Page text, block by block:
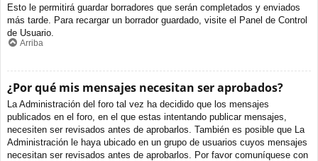
Esto le permitirá guardar borradores que serán completados y enviados
más tarde. Para recargar un borrador guardado, visite el Panel de Control
de Usuario.
Arriba
¿Por qué mis mensajes necesitan ser aprobados?
La Administración del foro tal vez ha decidido que los mensajes
publicados en el foro, en el que estas intentando publicar mensajes,
necesiten ser revisados antes de aprobarlos. También es posible que La
Administración le haya ubicado en un grupo de usuarios cuyos mensajes
necesitan ser revisados antes de aprobarlos. Por favor comuníquese con